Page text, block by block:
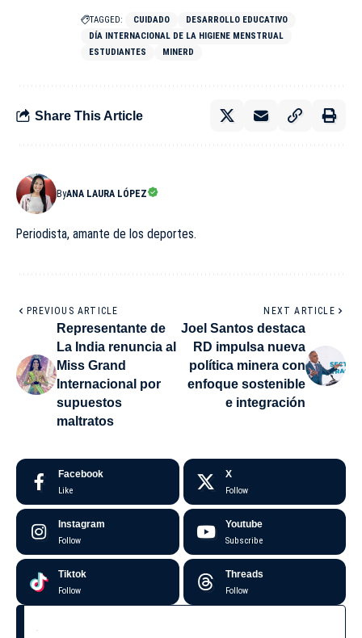
TAGGED: CUIDADO
DESARROLLO EDUCATIVO
DÍA INTERNACIONAL DE LA HIGIENE MENSTRUAL
ESTUDIANTES
MINERD
Share This Article
ByANA LAURA LÓPEZ
Periodista, amante de los deportes.
PREVIOUS ARTICLE
Representante de
La India renuncia al
Miss Grand
Internacional por
supuestos
maltratos
NEXT ARTICLE
Joel Santos destaca
RD impulsa nueva
política minera con
enfoque sostenible
e integración
Facebook
Like
X
Follow
Instagram
Follow
Youtube
Subscribe
Tiktok
Follow
Threads
Follow